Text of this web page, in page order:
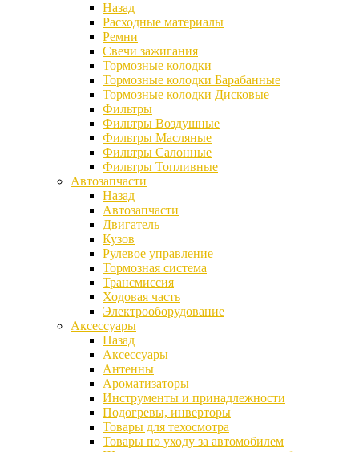
Назад
Расходные материалы
Ремни
Свечи зажигания
Тормозные колодки
Тормозные колодки Барабанные
Тормозные колодки Дисковые
Фильтры
Фильтры Воздушные
Фильтры Масляные
Фильтры Салонные
Фильтры Топливные
Автозапчасти
Назад
Автозапчасти
Двигатель
Кузов
Рулевое управление
Тормозная система
Трансмиссия
Ходовая часть
Электрооборудование
Аксессуары
Назад
Аксессуары
Антенны
Ароматизаторы
Инструменты и принадлежности
Подогревы, инверторы
Товары для техосмотра
Товары по уходу за автомобилем